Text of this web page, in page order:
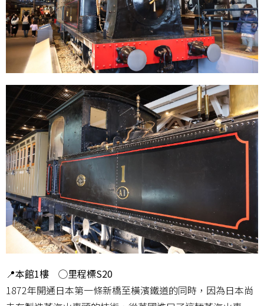
📍本館1樓 ◯里程標S20
1872年開通日本第一條新橋至橫濱鐵道的同時，因為日本尚